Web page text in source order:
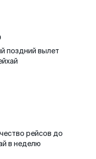
поздний вылет
рейсов до
в неделю